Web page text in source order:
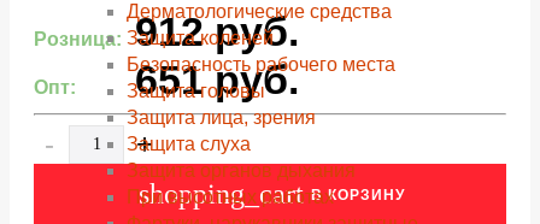
Дерматологические средства
Защита коленей
Безопасность рабочего места
Защита головы
Защита лица, зрения
Защита слуха
Защита органов дыхания
При высотных работах
Розница: 912руб.
Опт: 651руб.
- +
shopping_cartВ КОРЗИНУ